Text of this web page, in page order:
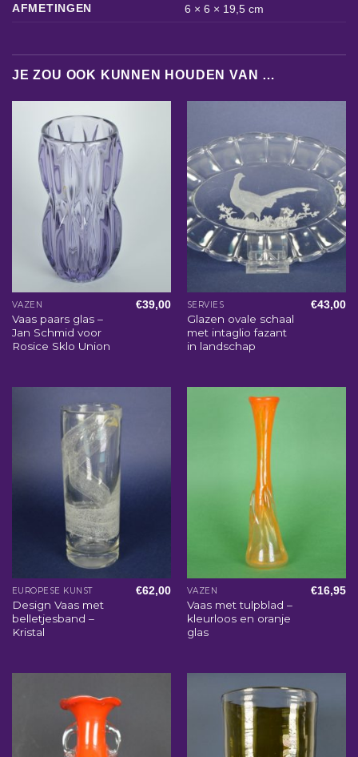
AFMETINGEN
6 × 6 × 19,5 cm
JE ZOU OOK KUNNEN HOUDEN VAN …
VAZEN
Vaas paars glas –
Jan Schmid voor
Rosice Sklo Union
€39,00 SERVIES
Glazen ovale schaal
met intaglio fazant
in landschap
€43,00
EUROPESE KUNST
Design Vaas met
belletjesband –
Kristal
€62,00 VAZEN
Vaas met tulpblad –
kleurloos en oranje
glas
€16,95